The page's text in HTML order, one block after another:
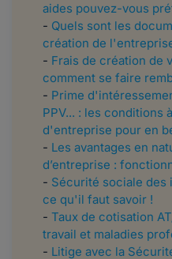
aides pouvez-vous
- Quels sont les
création de
- Frais de création de
comment se faire
- Prime
PPV... : les conditions
d'entreprise pour en
- Les avantages en
d’entreprise :
- Sécurité sociale des
ce qu'il faut savoir !
- Taux de cotisation
travail et maladies
- Litige avec la